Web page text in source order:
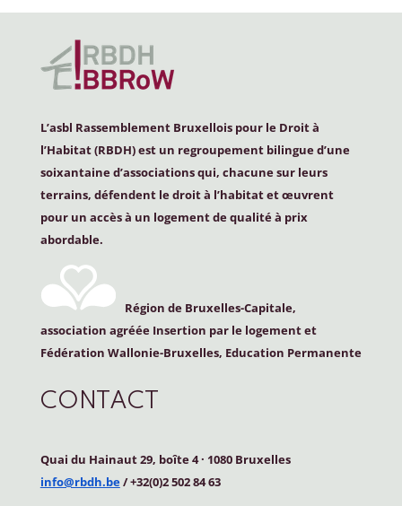
L’asbl Rassemblement Bruxellois pour le Droit à
l’Habitat (RBDH) est un regroupement bilingue d’une
soixantaine d’associations qui, chacune sur leurs
terrains, défendent le droit à l’habitat et œuvrent
pour un accès à un logement de qualité à prix
abordable.
Région de Bruxelles-Capitale,
association agréée Insertion par le logement et
Fédération Wallonie-Bruxelles, Education Permanente
CONTACT
Quai du Hainaut 29, boîte 4· 1080 Bruxelles
info@rbdh.be/ +32(0)2 502 84 63